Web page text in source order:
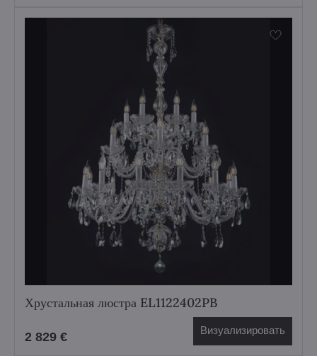
Хрустальная люстра EL1122402PB
2 829 € Визуализировать